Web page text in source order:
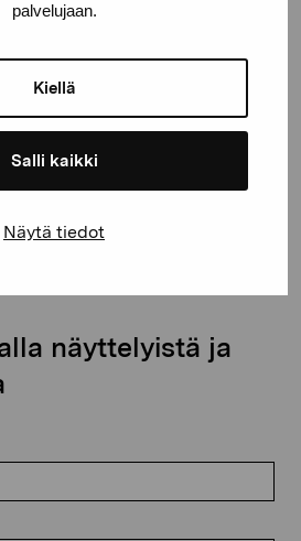
palvelujaan.
Kiellä
Salli kaikki
Näytä tiedot
näyttelyistä ja